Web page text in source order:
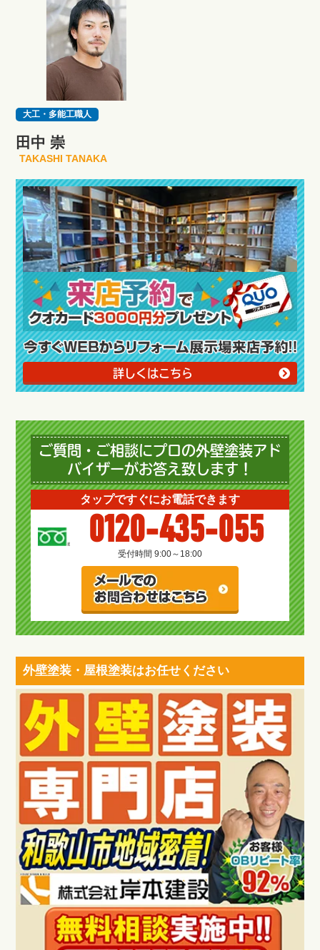
大工・多能工職人
田中 崇
TAKASHI TANAKA
詳しくはこちら
ご質問・ご相談にプロの外壁塗装アド
バイザーがお答え致します！
タップですぐにお電話できます
0120-435-055
受付時間 9:00～18:00
外壁塗装・屋根塗装はお任せください